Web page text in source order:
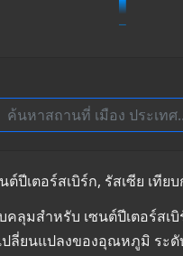
เตอร์สเบิร์ก, รัสเซีย เทียบ
มสำหรับ เซนต์ปีเตอร์สเบิ
ลี่ยนแปลงของอุณหภูมิ ระ